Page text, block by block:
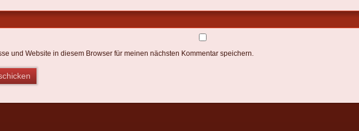
und Website in diesem Browser für meinen nächsten Kommentar speichern.